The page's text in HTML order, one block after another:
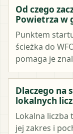
Od czego
Powietrza w
Punktem
ścieżka do
pomaga je
Dlaczego na
lokalnych
Lokalna
jej zakres i